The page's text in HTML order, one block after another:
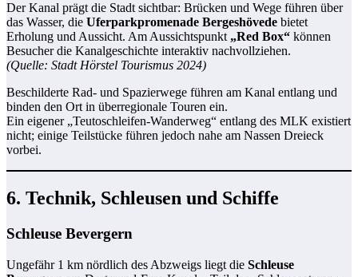
Der Kanal prägt die Stadt sichtbar: Brücken und Wege führen über
das Wasser, die Uferparkpromenade Bergeshövede bietet
Erholung und Aussicht. Am Aussichtspunkt „Red Box“ können
Besucher die Kanalgeschichte interaktiv nachvollziehen.
(Quelle: Stadt Hörstel Tourismus 2024)
Beschilderte Rad- und Spazierwege führen am Kanal entlang und
binden den Ort in überregionale Touren ein.
Ein eigener „Teutoschleifen-Wanderweg“ entlang des MLK existiert
nicht; einige Teilstücke führen jedoch nahe am Nassen Dreieck
vorbei.
6. Technik, Schleusen und Schiffe
Schleuse Bevergern
Ungefähr 1 km nördlich des Abzweigs liegt die Schleuse